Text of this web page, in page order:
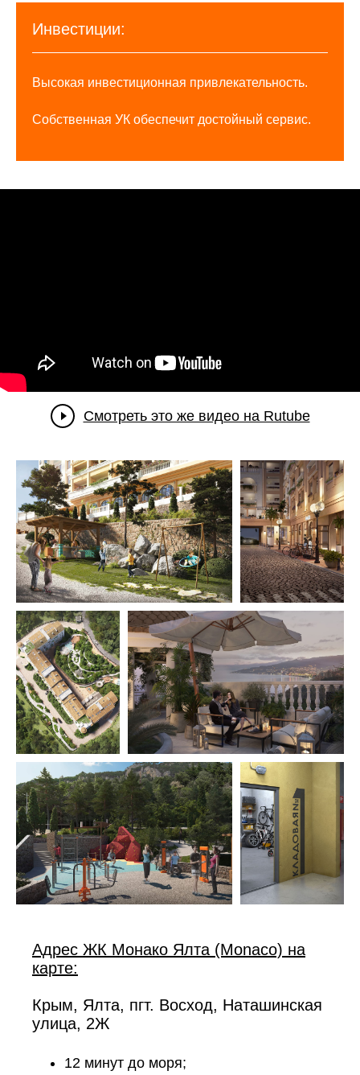
Инвестиции:
Высокая инвестиционная привлекательность.
Собственная УК обеспечит достойный сервис.
Смотреть это же видео на Rutube
Адрес ЖК Монако Ялта (Monaco) на
карте:
Крым, Ялта, пгт. Восход, Наташинская
улица, 2Ж
12 минут до моря;